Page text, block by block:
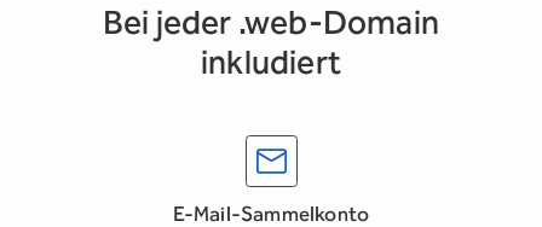
Bei jeder .web-Domain
inkludiert
E-Mail-Sammelkonto